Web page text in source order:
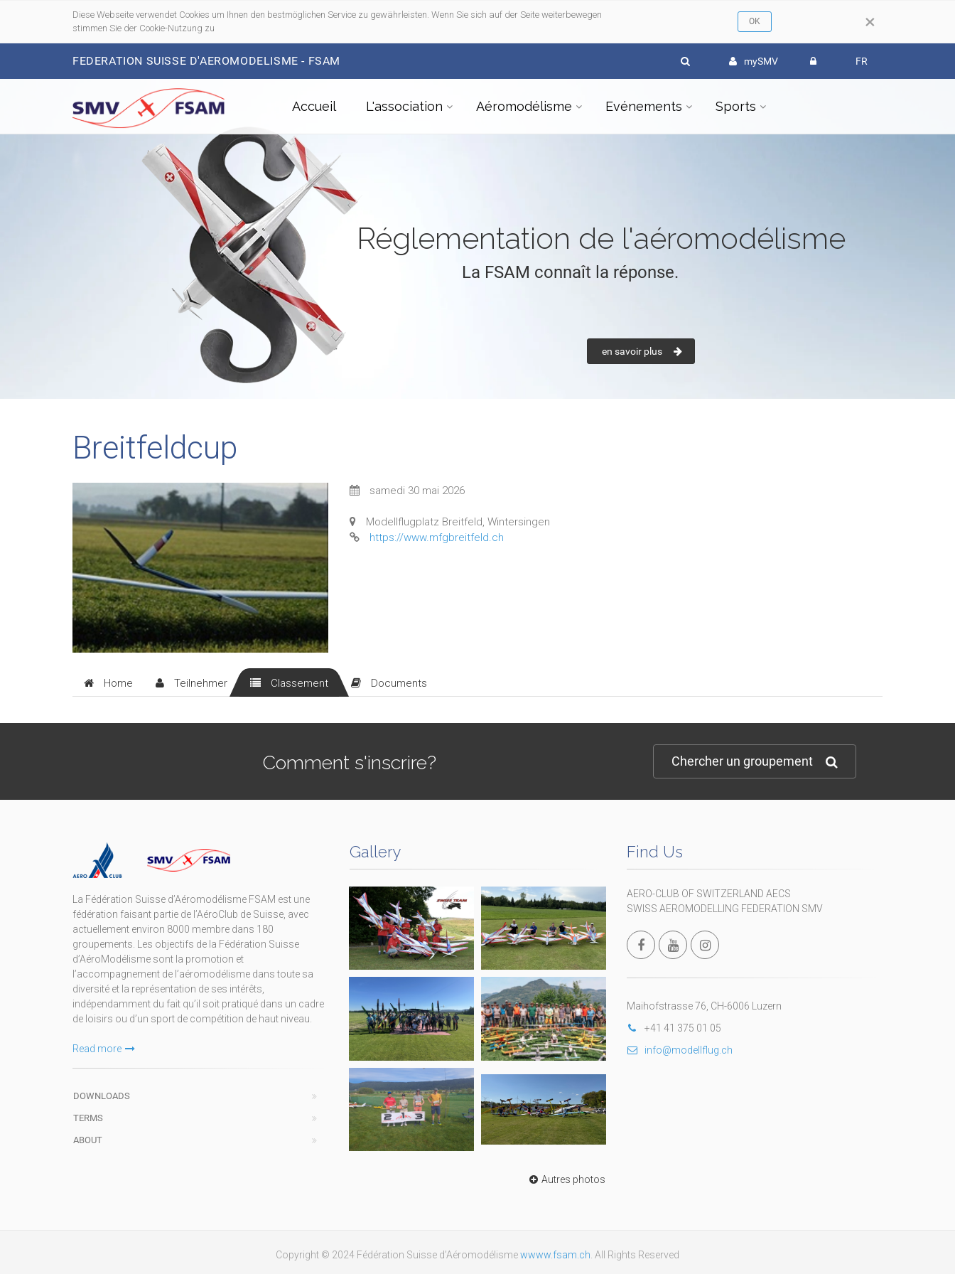
×
Diese Webseite verwendet Cookies um Ihnen den bestmöglichen Service zu gewährleisten. Wenn Sie sich auf der Seite weiterbewegen
stimmen Sie der Cookie-Nutzung zu
FEDERATION SUISSE D'AEROMODELISME - FSAM mySMV FR
Accueil L'association Aéromodélisme Evénements Sports
Réglementation de l'aéromodélisme
La FSAM connaît la réponse.
en savoir plus
Breitfeldcup
samedi 30 mai 2026
Modellflugplatz Breitfeld, Wintersingen
https://www.mfgbreitfeld.ch
Home Teilnehmer Classement Documents
Comment s'inscrire? Chercher un groupement
La Fédération Suisse d’Aéromodélisme FSAM est une
fédération faisant partie de l’AéroClub de Suisse, avec
actuellement environ 8000 membre dans 180
groupements. Les objectifs de la Fédération Suisse
d’AéroModélisme sont la promotion et
l’accompagnement de l’aéromodélisme dans toute sa
diversité et la représentation de ses intérêts,
indépendamment du fait qu’il soit pratiqué dans un cadre
de loisirs ou d’un sport de compétition de haut niveau.
Read more
DOWNLOADS
TERMS
ABOUT
Gallery
Autres photos
Find Us
AERO-CLUB OF SWITZERLAND AECS
SWISS AEROMODELLING FEDERATION SMV
Maihofstrasse 76, CH-6006 Luzern
+41 41 375 01 05
info@modellflug.ch
Copyright © 2024 Fédération Suisse d’Aéromodélismewwww.fsam.ch . All Rights Reserved